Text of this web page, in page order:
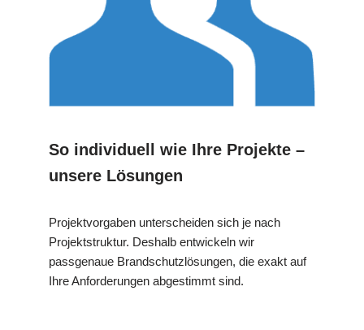
So individuell wie Ihre Projekte –
unsere Lösungen
Projektvorgaben unterscheiden sich je nach
Projektstruktur. Deshalb entwickeln wir
passgenaue Brandschutzlösungen, die exakt auf
Ihre Anforderungen abgestimmt sind.